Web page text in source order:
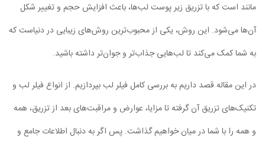
مانند است که با تزریق زیر پوست لب‌ها، باعث افزایش حجم و تغییر شکل
آن‌ها می‌شود. این روش، یکی از محبوب‌ترین روش‌های زیبایی در دنیاست که
به شما کمک می‌کند تا لب‌هایی جذاب‌تر و جوان‌تر داشته باشید.
در این مقاله قصد داریم به بررسی کامل فیلر لب بپردازیم. از انواع فیلر لب و
تکنیک‌های تزریق آن گرفته تا مزایا، عوارض و مراقبت‌های بعد از تزریق، همه
و همه را با شما در میان خواهیم گذاشت. پس اگر به دنبال اطلاعات جامع و